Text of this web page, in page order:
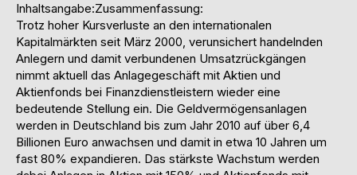
Inhaltsangabe:Zusammenfassung:
Trotz hoher Kursverluste an den internationalen
Kapitalmärkten seit März 2000, verunsichert handelnden
Anlegern und damit verbundenen Umsatzrückgängen
nimmt aktuell das Anlagegeschäft mit Aktien und
Aktienfonds bei Finanzdienstleistern wieder eine
bedeutende Stellung ein. Die Geldvermögensanlagen
werden in Deutschland bis zum Jahr 2010 auf über 6,4
Billionen Euro anwachsen und damit in etwa 10 Jahren um
fast 80% expandieren. Das stärkste Wachstum werden